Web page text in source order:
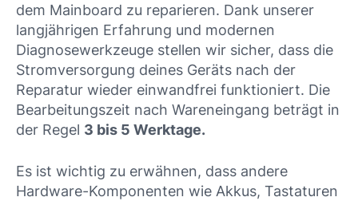
dem Mainboard zu reparieren. Dank unserer
langjährigen Erfahrung und modernen
Diagnosewerkzeuge stellen wir sicher, dass die
Stromversorgung deines Geräts nach der
Reparatur wieder einwandfrei funktioniert. Die
Bearbeitungszeit nach Wareneingang beträgt in
der Regel 3 bis 5 Werktage.
Es ist wichtig zu erwähnen, dass andere
Hardware-Komponenten wie Akkus, Tastaturen